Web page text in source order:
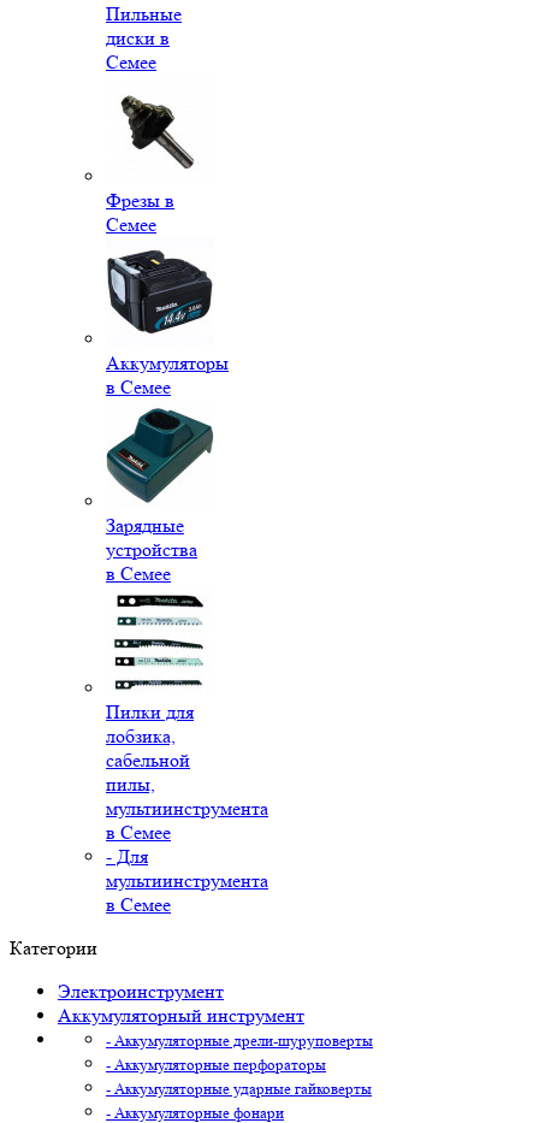
Пильные
диски в
Семее
Фрезы в
Семее
Аккумуляторы
в Семее
Зарядные
устройства
в Семее
Пилки для
лобзика,
сабельной
пилы,
мультиинструмента
в Семее
- Для
мультиинструмента
в Семее
Категории
Электроинструмент
Аккумуляторный инструмент
- Аккумуляторные дрели-шуруповерты
- Аккумуляторные перфораторы
- Аккумуляторные ударные гайковерты
- Аккумуляторные фонари